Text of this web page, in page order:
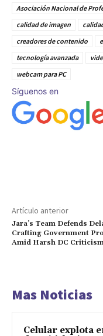
Asociación Nacional de
calidad de imagen
creadores de contenido
tecnología avanzada
webcam para PC
Síguenos en
Artículo anterior
Jara’s Team Defends
Crafting Government
Amid Harsh DC
Mas Noticias
Celular explota